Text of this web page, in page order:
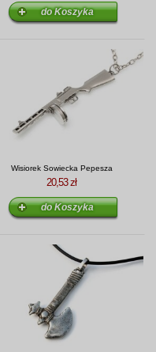
Wisiorek Sowiecka Pepesza
20,53 zł